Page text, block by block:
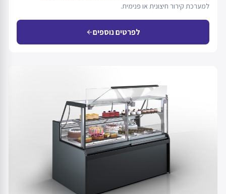
למערכת קירור חיצונית או פנימית.
לפרטים נוספיםarrow_back